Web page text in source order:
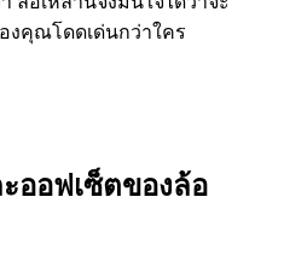
งคุณโดดเด่นกว่าใคร
ออฟเซ็ตของล้อ